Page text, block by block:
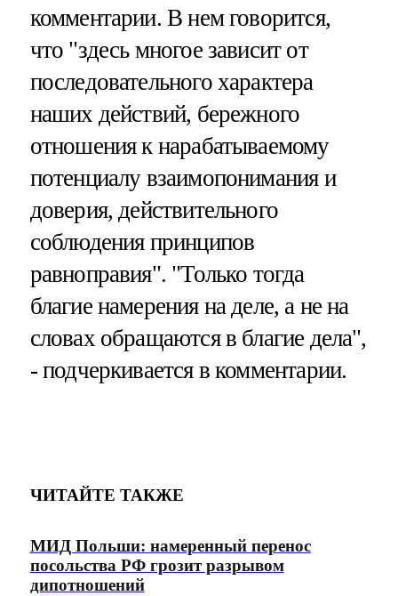
комментарии. В нем говорится,
что "здесь многое зависит от
последовательного характера
наших действий, бережного
отношения к нарабатываемому
потенциалу взаимопонимания и
доверия, действительного
соблюдения принципов
равноправия". "Только тогда
благие намерения на деле, а не на
словах обращаются в благие дела",
- подчеркивается в комментарии.
ЧИТАЙТЕ ТАКЖЕ
МИД Польши: намеренный перенос
посольства РФ грозит разрывом
дипотношений